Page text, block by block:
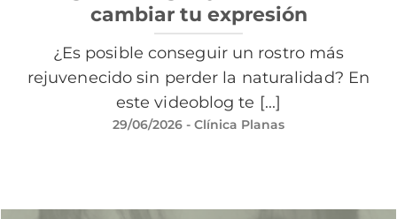
cambiar tu expresión
¿Es posible conseguir un rostro más
rejuvenecido sin perder la naturalidad? En
este videoblog te [...]
29/06/2026 - Clínica Planas